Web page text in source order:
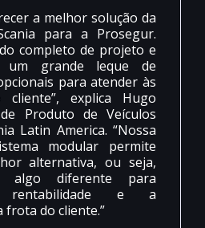
a melhor solução da
para a Prosegur.
completo de projeto e
um grande leque de
para atender às
cliente”, explica Hugo
Produto de Veículos
Latin America. “Nossa
modular permite
alternativa, ou seja,
algo diferente para
e a
frota do cliente.”